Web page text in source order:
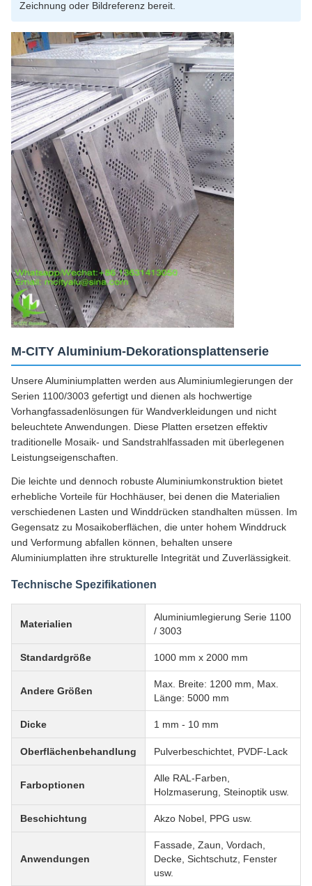
Zeichnung oder Bildreferenz bereit.
M-CITY Aluminium-Dekorationsplattenserie
Unsere Aluminiumplatten werden aus Aluminiumlegierungen der
Serien 1100/3003 gefertigt und dienen als hochwertige
Vorhangfassadenlösungen für Wandverkleidungen und nicht
beleuchtete Anwendungen. Diese Platten ersetzen effektiv
traditionelle Mosaik- und Sandstrahlfassaden mit überlegenen
Leistungseigenschaften.
Die leichte und dennoch robuste Aluminiumkonstruktion bietet
erhebliche Vorteile für Hochhäuser, bei denen die Materialien
verschiedenen Lasten und Winddrücken standhalten müssen. Im
Gegensatz zu Mosaikoberflächen, die unter hohem Winddruck
und Verformung abfallen können, behalten unsere
Aluminiumplatten ihre strukturelle Integrität und Zuverlässigkeit.
Technische Spezifikationen
Materialien
Aluminiumlegierung Serie 1100
/ 3003
Standardgröße 1000 mm x 2000 mm
Andere Größen
Max. Breite: 1200 mm, Max.
Länge: 5000 mm
Dicke 1 mm - 10 mm
Oberflächenbehandlung Pulverbeschichtet, PVDF-Lack
Farboptionen
Alle RAL-Farben,
Holzmaserung, Steinoptik usw.
Beschichtung Akzo Nobel, PPG usw.
Anwendungen
Fassade, Zaun, Vordach,
Decke, Sichtschutz, Fenster
usw.